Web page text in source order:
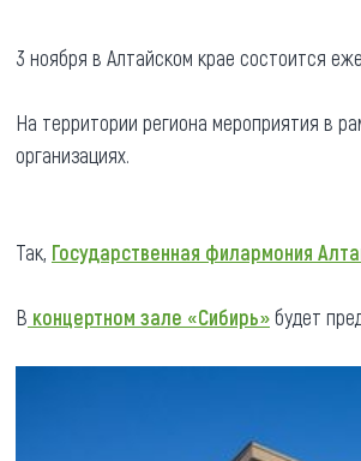
Карта
Новости
3 ноября в Алтайском крае состоится
На территории региона мероприятия в
организациях.
Так, Государственная филармония
В концертном зале «Сибирь»будет